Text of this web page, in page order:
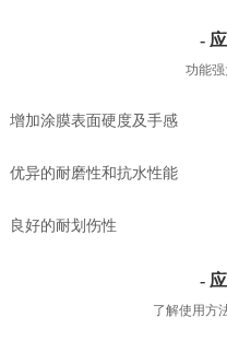
-
功能强
增加涂膜表面硬度及手感
优异的耐磨性和抗水性能
良好的耐划伤性
-
了解使用方